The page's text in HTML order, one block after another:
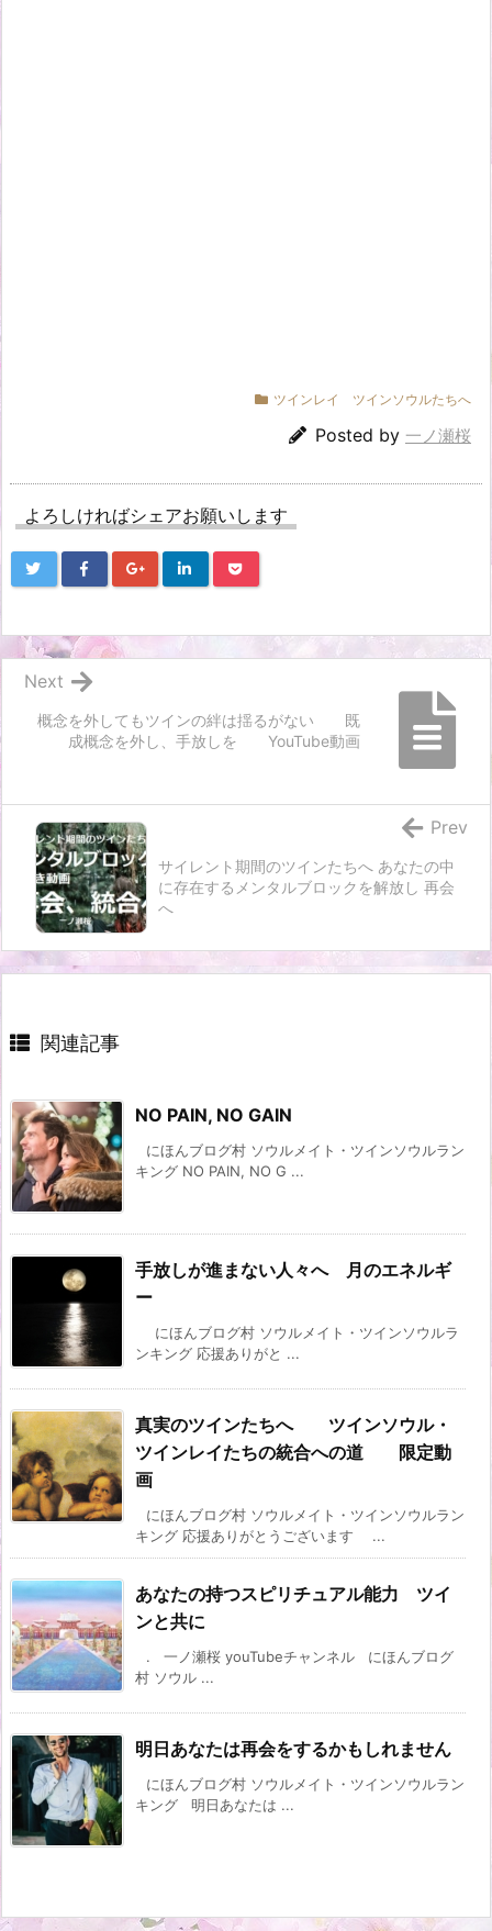
ツインレイ ツインソウルたちへ
Posted by 一ノ瀬桜
よろしければシェアお願いします
概念を外してもツインの絆は揺るがない 既
成概念を外し、手放しを YouTube動画
Next
サイレント期間のツインたちへ あなたの中
に存在するメンタルブロックを解放し 再会
へ
Prev
関連記事
NO PAIN, NO GAIN
にほんブログ村 ソウルメイト・ツインソウルラン
キング NO PAIN, NO G ...
手放しが進まない人々へ 月のエネルギ
ー
にほんブログ村 ソウルメイト・ツインソウルラ
ンキング 応援ありがと ...
真実のツインたちへ ツインソウル・
ツインレイたちの統合への道 限定動
画
にほんブログ村 ソウルメイト・ツインソウルラン
キング 応援ありがとうございます ...
あなたの持つスピリチュアル能力 ツイ
ンと共に
. 一ノ瀬桜 youTubeチャンネル にほんブログ
村 ソウル ...
明日あなたは再会をするかもしれません
にほんブログ村 ソウルメイト・ツインソウルラン
キング 明日あなたは ...